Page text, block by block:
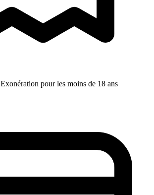
Exonération pour les moins de 18 ans